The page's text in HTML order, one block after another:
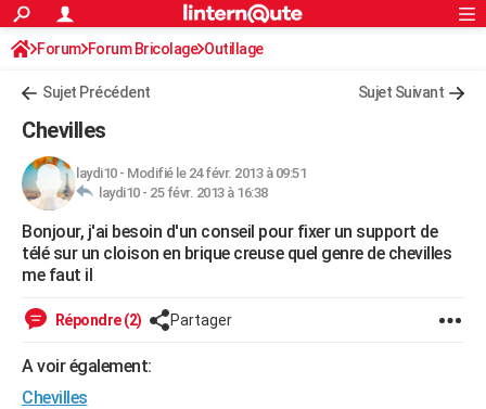
ACTUALITÉS
Politique
Société
Faits Divers
Education
Monde
Villes
+
FINANCE
Retraite
Impôts
Epargne
Immobilier
Risques naturels par ville
Banque
Assurance
Crédit
AUTO
Essais
Réserver un essai
Citadines
Berlines
SUV
Forum auto
+HIGH-TECH
Mobiles
Meilleur smartphone
Internet
Ordinateurs
Jeux vidéo
Guide high-tech
+
Forum
Aménagement intérieur
Extérieur
Cuisine
Salle de bains
Jardinage
Rangement
WEEK-END
Guides de France
Escapades
Patrimoine
Expositions
Musées
Week-end nature
+LIFESTYLE
S'inscrire
Connexion
Forum Forum Bricolage Outillage
Sujet Précédent Sujet Suivant
Chevilles
laydi10- Modifié le 24 févr. 2013 à 09:51
laydi10 - 25 févr. 2013 à 16:38
Bonjour, j'ai besoin d'un conseil pour fixer un support de
télé sur un cloison en brique creuse quel genre de chevilles
me faut il
Répondre (2) Partager
A voir également:
Chevilles